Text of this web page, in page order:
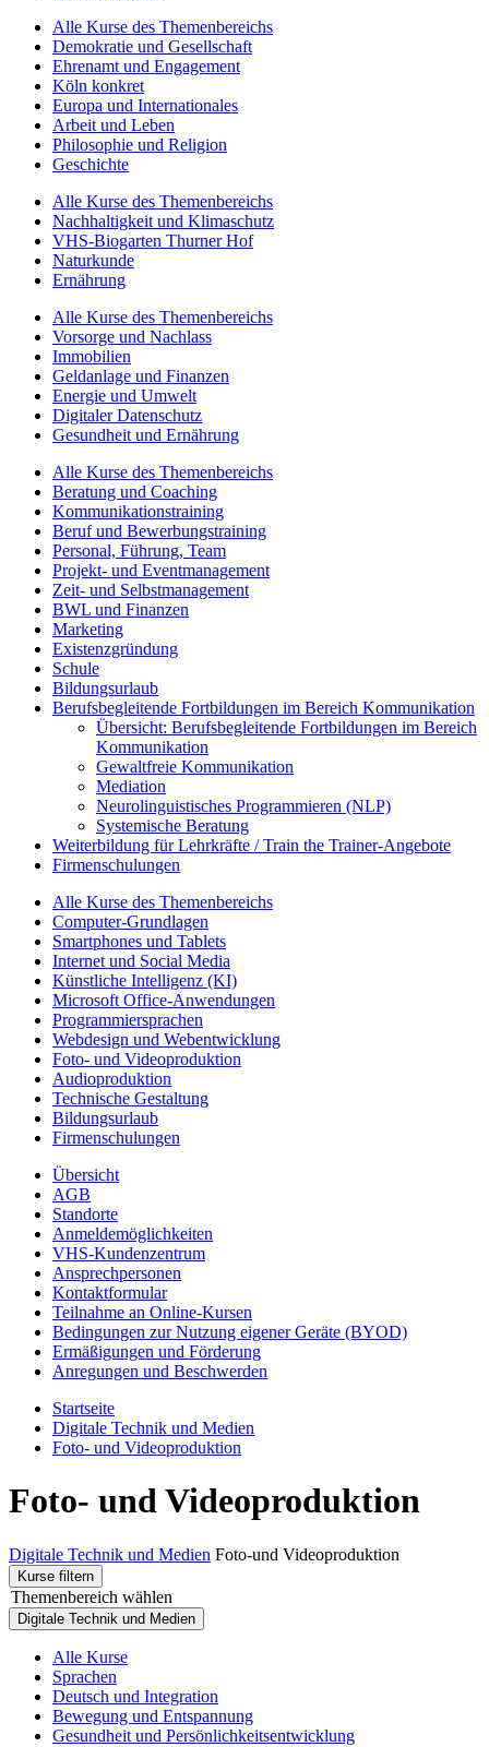
Alle Kurse des Themenbereichs
Demokratie und Gesellschaft
Ehrenamt und Engagement
Köln konkret
Europa und Internationales
Arbeit und Leben
Philosophie und Religion
Geschichte
Alle Kurse des Themenbereichs
Nachhaltigkeit und Klimaschutz
VHS-Biogarten Thurner Hof
Naturkunde
Ernährung
Alle Kurse des Themenbereichs
Vorsorge und Nachlass
Immobilien
Geldanlage und Finanzen
Energie und Umwelt
Digitaler Datenschutz
Gesundheit und Ernährung
Alle Kurse des Themenbereichs
Beratung und Coaching
Kommunikationstraining
Beruf und Bewerbungstraining
Personal, Führung, Team
Projekt- und Eventmanagement
Zeit- und Selbstmanagement
BWL und Finanzen
Marketing
Existenzgründung
Schule
Bildungsurlaub
Berufsbegleitende Fortbildungen im Bereich Kommunikation
Übersicht: Berufsbegleitende Fortbildungen im Bereich
Kommunikation
Gewaltfreie Kommunikation
Mediation
Neurolinguistisches Programmieren (NLP)
Systemische Beratung
Weiterbildung für Lehrkräfte / Train the Trainer-Angebote
Firmenschulungen
Alle Kurse des Themenbereichs
Computer-Grundlagen
Smartphones und Tablets
Internet und Social Media
Künstliche Intelligenz (KI)
Microsoft Office-Anwendungen
Programmiersprachen
Webdesign und Webentwicklung
Foto- und Videoproduktion
Audioproduktion
Technische Gestaltung
Bildungsurlaub
Firmenschulungen
Übersicht
AGB
Standorte
Anmeldemöglichkeiten
VHS-Kundenzentrum
Ansprechpersonen
Kontaktformular
Teilnahme an Online-Kursen
Bedingungen zur Nutzung eigener Geräte (BYOD)
Ermäßigungen und Förderung
Anregungen und Beschwerden
Startseite
Digitale Technik und Medien
Foto- und Videoproduktion
Foto- und Videoproduktion
Digitale Technik und Medien Foto-und Videoproduktion
Kurse filtern
Themenbereich wählen
Digitale Technik und Medien
Alle Kurse
Sprachen
Deutsch und Integration
Bewegung und Entspannung
Gesundheit und Persönlichkeitsentwicklung